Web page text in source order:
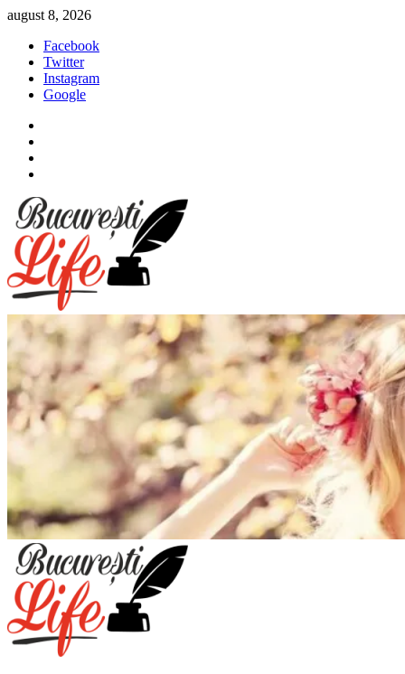
Sari
conținut
august 8, 2026
Facebook
Twitter
Instagram
Google
Meniu
principal